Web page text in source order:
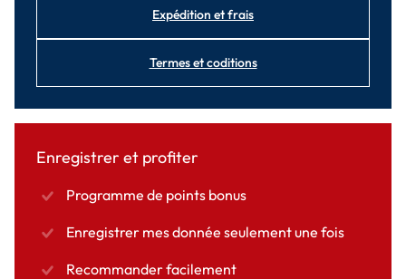
Expédition et frais
Termes et coditions
Enregistrer et profiter
Programme de points bonus
Enregistrer mes donnée seulement une fois
Recommander facilement